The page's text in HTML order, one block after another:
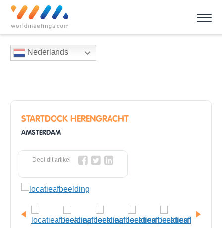
Nederlands
STARTDOCK HERENGRACHT
AMSTERDAM
Deel dit artikel